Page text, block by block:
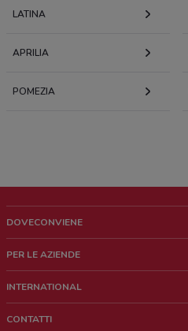
LATINA
APRILIA
POMEZIA
DOVECONVIENE
Chi siamo
Lavora con noi
PER LE AZIENDE
Richieste commerciali e marketing
INTERNATIONAL
CONTATTI